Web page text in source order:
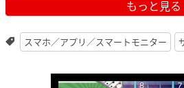
もっと見る
スマホ／アプリ／スマートモニター